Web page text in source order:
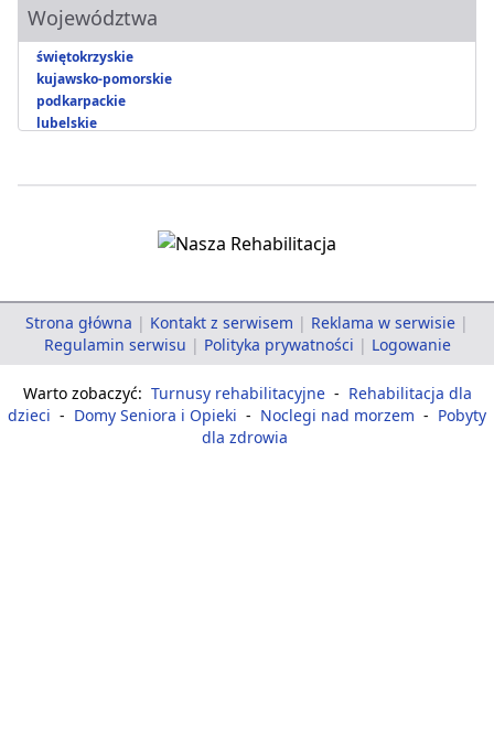
Województwa
świętokrzyskie
kujawsko-pomorskie
podkarpackie
lubelskie
Strona główna | Kontakt z serwisem | Reklama w serwisie |
Regulamin serwisu | Polityka prywatności | Logowanie
Warto zobaczyć: Turnusy rehabilitacyjne - Rehabilitacja dla
dzieci - Domy Seniora i Opieki - Noclegi nad morzem - Pobyty
dla zdrowia